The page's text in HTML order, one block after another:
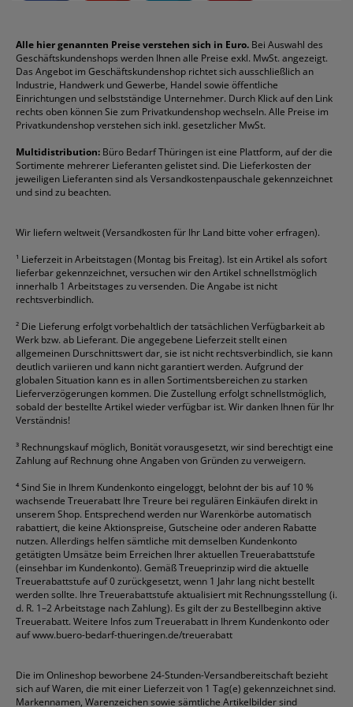
Reklamation / Retouren
Vertrag widerrufen (Privatkunden)
Rabatte & Aktionen
Briefumschläge
Druckerpatronen
Etiketten
Fineliner
Folienschreiber
Formulare
Gelschreiber
Geschäftsbücher
Klemmmappen
Kopierpapier
Korrekturmittel
Kugelschreiber
Mappen
Ordner
Packband
Permanentmarker
Taschenrechner
Textmarker
Tintenroller
Tintenpatronen
Toilettenpapier
Toner
Versandmaterial
Versandtaschen
Durable
DYMO
Edding
Esselte
Faber-Castell
Fellowes
Franken
Fripa
HP
Pentel
Pelikan
Pilot
Pritt
Schneider
Stabilo
Staedtler
alle Marken anzeigen
Alle hier genannten Preise verstehen sich in Euro. Bei Auswahl des
Geschäftskundenshops werden Ihnen alle Preise exkl. MwSt. angezeigt.
Das Angebot im Geschäftskundenshop richtet sich ausschließlich an
Industrie, Handwerk und Gewerbe, Handel sowie öffentliche
Einrichtungen und selbstständige Unternehmer. Durch Klick auf den Link
rechts oben können Sie zum Privatkundenshop wechseln. Alle Preise im
Privatkundenshop verstehen sich inkl. gesetzlicher MwSt.
Multidistribution: Büro Bedarf Thüringen ist eine Plattform, auf der die
Sortimente mehrerer Lieferanten gelistet sind. Die Lieferkosten der
jeweiligen Lieferanten sind als Versandkostenpauschale gekennzeichnet
und sind zu beachten.
Wir liefern weltweit (Versandkosten für Ihr Land bitte voher erfragen).
¹ Lieferzeit in Arbeitstagen (Montag bis Freitag). Ist ein Artikel als sofort
lieferbar gekennzeichnet, versuchen wir den Artikel schnellstmöglich
innerhalb 1 Arbeitstages zu versenden. Die Angabe ist nicht
rechtsverbindlich.
² Die Lieferung erfolgt vorbehaltlich der tatsächlichen Verfügbarkeit ab
Werk bzw. ab Lieferant. Die angegebene Lieferzeit stellt einen
allgemeinen Durschnittswert dar, sie ist nicht rechtsverbindlich, sie kann
deutlich variieren und kann nicht garantiert werden. Aufgrund der
globalen Situation kann es in allen Sortimentsbereichen zu starken
Lieferverzögerungen kommen. Die Zustellung erfolgt schnellstmöglich,
sobald der bestellte Artikel wieder verfügbar ist. Wir danken Ihnen für Ihr
Verständnis!
³ Rechnungskauf möglich, Bonität vorausgesetzt, wir sind berechtigt eine
Zahlung auf Rechnung ohne Angaben von Gründen zu verweigern.
⁴Sind Sie in Ihrem Kundenkonto eingeloggt, belohnt der bis auf 10 %
wachsende Treuerabatt Ihre Treure bei regulären Einkäufen direkt in
unserem Shop. Entsprechend werden nur Warenkörbe automatisch
rabattiert, die keine Aktionspreise, Gutscheine oder anderen Rabatte
nutzen. Allerdings helfen sämtliche mit demselben Kundenkonto
getätigten Umsätze beim Erreichen Ihrer aktuellen Treuerabattstufe
(einsehbar im Kundenkonto). Gemäß Treueprinzip wird die aktuelle
Treuerabattstufe auf 0 zurückgesetzt, wenn 1 Jahr lang nicht bestellt
werden sollte. Ihre Treuerabattstufe aktualisiert mit Rechnungsstellung (i.
d. R. 1–2 Arbeitstage nach Zahlung). Es gilt der zu Bestellbeginn aktive
Treuerabatt. Weitere Infos zum Treuerabatt in Ihrem Kundenkonto oder
aufwww.buero-bedarf-thueringen.de/treuerabatt
Die im Onlineshop beworbene 24-Stunden-Versandbereitschaft bezieht
sich auf Waren, die mit einer Lieferzeit von 1 Tag(e) gekennzeichnet sind.
Markennamen, Warenzeichen sowie sämtliche Artikelbilder sind